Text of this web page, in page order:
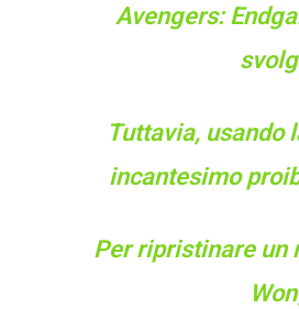
Avengers:
Tuttavia, usando
incantesimo
Per ripristinare un